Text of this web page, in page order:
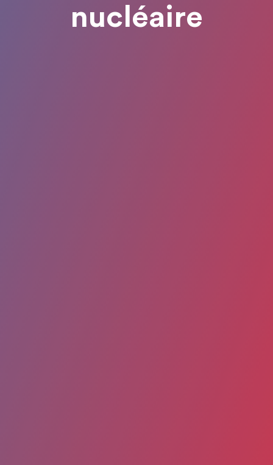
nucléaire